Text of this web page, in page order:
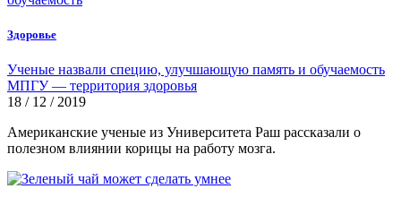
Здоровье
Ученые назвали специю, улучшающую память и обучаемость
МПГУ — территория здоровья
18 / 12 / 2019
Американские ученые из Университета Раш рассказали о
полезном влиянии корицы на работу мозга.